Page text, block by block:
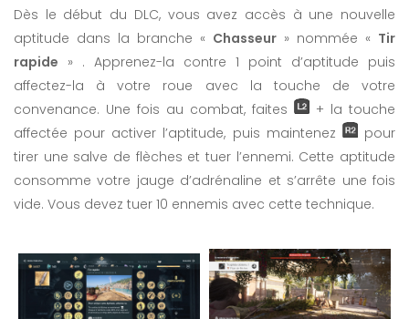
Dès le début du DLC, vous avez accès à une nouvelle
aptitude dans la branche « Chasseur » nommée « Tir
rapide » . Apprenez-la contre 1 point d’aptitude puis
affectez-la à votre roue avec la touche de votre
convenance. Une fois au combat, faites
+ la touche
affectée pour activer l’aptitude, puis maintenez
pour
tirer une salve de flèches et tuer l’ennemi. Cette aptitude
consomme votre jauge d’adrénaline et s’arrête une fois
vide. Vous devez tuer 10 ennemis avec cette technique.